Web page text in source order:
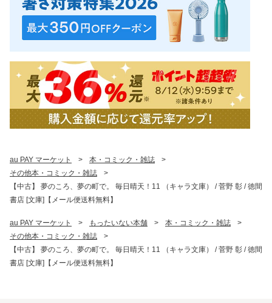
au PAY マーケット > 本・コミック・雑誌
>
その他本・コミック・雑誌
>
【中古】 夢のころ、夢の町で。 毎日晴天！11 （キャラ文庫） / 菅野 彰 / 徳間
書店 [文庫]【メール便送料無料】
au PAY マーケット > もったいない本舗 > 本・コミック・雑誌
>
その他本・コミック・雑誌
>
【中古】 夢のころ、夢の町で。 毎日晴天！11 （キャラ文庫） / 菅野 彰 / 徳間
書店 [文庫]【メール便送料無料】